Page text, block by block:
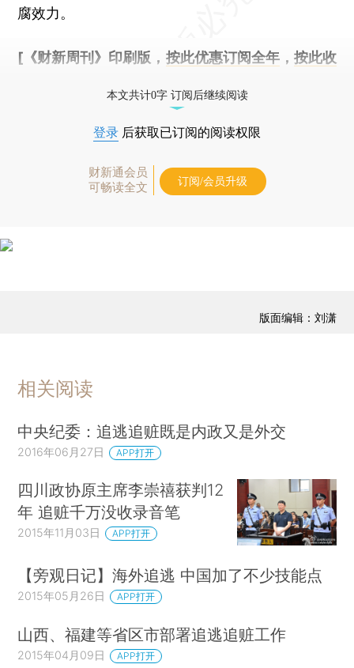
腐效力。
[《财新周刊》印刷版， 按此优惠订阅全年， 按此收
本文共计0字 订阅后继续阅读
登录 后获取已订阅的阅读权限
财新通会员
可畅读全文
订阅/会员升级
版面编辑：刘潇
相关阅读
中央纪委：追逃追赃既是内政又是外交
2016年06月27日 APP打开
四川政协原主席李崇禧获判12
年 追赃千万没收录音笔
2015年11月03日 APP打开
【旁观日记】海外追逃 中国加了不少技能点
2015年05月26日 APP打开
山西、福建等省区市部署追逃追赃工作
2015年04月09日 APP打开